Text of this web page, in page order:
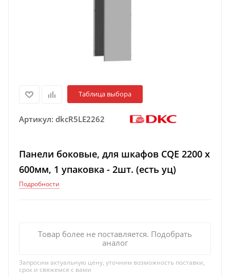
Таблица выбора
Артикул: dkcR5LE2262
Панели боковые, для шкафов CQE 2200 x
600мм, 1 упаковка - 2шт. (есть уц)
Подробности
Товар более не поставляется. Подобрать
аналог
Запросим актуальную цену, уточним возможность поставки,
срок и свяжемся с вами